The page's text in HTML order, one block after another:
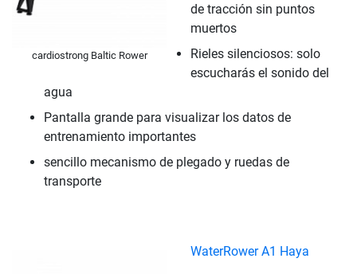
cardiostrong Baltic Rower
de tracción sin puntos
muertos
Rieles silenciosos: solo
escucharás el sonido del
agua
Pantalla grande para visualizar los datos de
entrenamiento importantes
sencillo mecanismo de plegado y ruedas de
transporte
WaterRower A1 Haya